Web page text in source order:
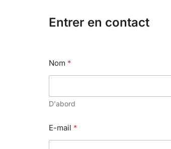
Entrer en contact
Nom *
D'abord
E-mail *